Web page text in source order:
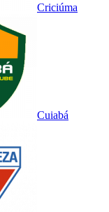
Criciúma
Cuiabá